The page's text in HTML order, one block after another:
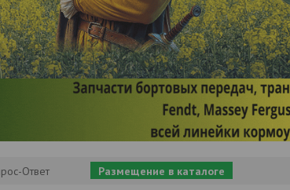
Ответ Размещение в каталоге